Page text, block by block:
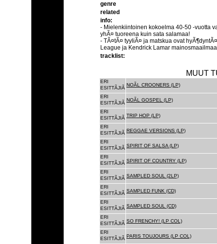
genre
related
info:
- Mielenkiintoinen kokoelma 40-50 -vuotta
yhÃ¤ tuoreena kuin sata salamaa!
- TÃ¤tÃ¤ tyyliÃ¤ ja matskua ovat
League ja Kendrick Lamar
tracklist:
MUUT
ERI
ESITTÃJIÃ
NOÃL CROONERS (LP)
ERI
ESITTÃJIÃ
NOÃL GOSPEL (LP)
ERI
ESITTÃJIÃ TRIP HOP (LP)
ERI
ESITTÃJIÃ REGGAE VERSIONS (LP)
ERI
ESITTÃJIÃ SPIRIT OF SALSA (LP)
ERI
ESITTÃJIÃ SPIRIT OF COUNTRY (LP)
ERI
ESITTÃJIÃ SAMPLED SOUL (2LP)
ERI
ESITTÃJIÃ SAMPLED FUNK (CD)
ERI
ESITTÃJIÃ SAMPLED SOUL (CD)
ERI
ESITTÃJIÃ SO FRENCHY! (LP COL)
ERI
ESITTÃJIÃ PARIS TOUJOURS (LP COL)